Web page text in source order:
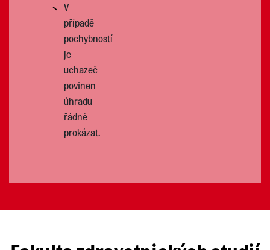
V
případě
pochybností
je
uchazeč
povinen
úhradu
řádně
prokázat.